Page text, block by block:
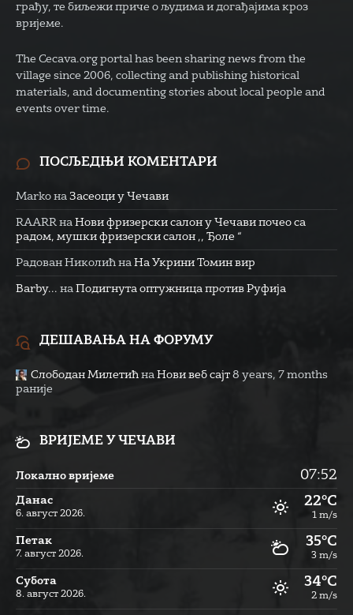
грађу, те биљежи приче о људима и догађајима кроз
вријеме.
The Cecava.org portal has been sharing news from the
village since 2006, collecting and publishing historical
materials, and documenting stories about local people and
events over time.
ПОСЉЕДЊИ КОМЕНТАРИ
Marko на Засеоци у Чечави
RAARR на Нови фризерски салон у Чечави почео са
радом, мушки фризерски салон ,, Ђоле “
Радован Николић на На Укрини Томин вир
Barby... на Подигнута оптужница против Руфија
ДЕШАВАЊА НА ФОРУМУ
Слободан Милетић на Нови веб сајт 8 years, 7 months
раније
ВРИЈЕМЕ У ЧЕЧАВИ
Локално вријеме 07:52
Данас
6. август 2026.
22°C
1 m/s
Петак
7. август 2026.
35°C
3 m/s
Субота
8. август 2026.
34°C
2 m/s